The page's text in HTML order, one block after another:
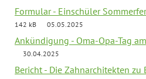
Formular - Einschüler
142 kB
05.05.2025
Ankündigung - Oma-Opa-Tag
30.04.2025
Bericht - Die Zahnarchitekten zu